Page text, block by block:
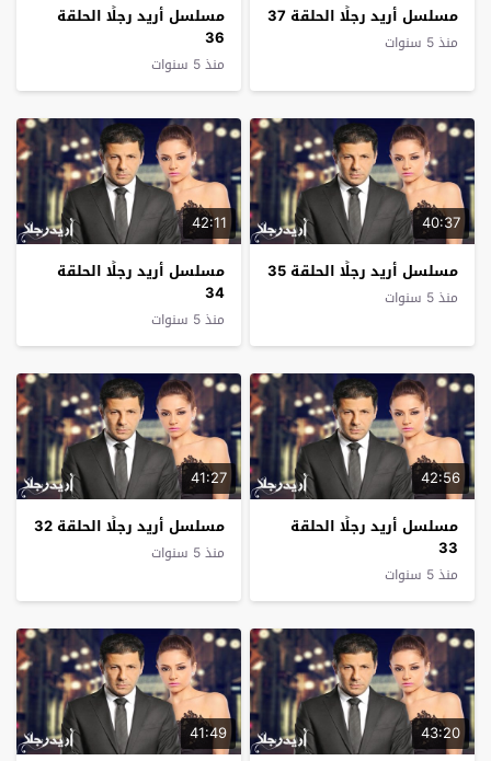
مسلسل أريد رجلًا الحلقة 37
منذ 5 سنوات
مسلسل أريد رجلًا الحلقة
36
منذ 5 سنوات
40:37
مسلسل أريد رجلًا الحلقة 35
منذ 5 سنوات
42:11
مسلسل أريد رجلًا الحلقة
34
منذ 5 سنوات
42:56
مسلسل أريد رجلًا الحلقة
33
منذ 5 سنوات
41:27
مسلسل أريد رجلًا الحلقة 32
منذ 5 سنوات
43:20
41:49